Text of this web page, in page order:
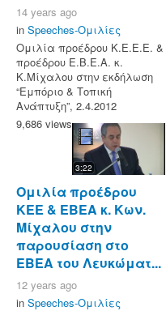
14 years ago
in Speeches-Ομιλίες
Ομιλία προέδρου Κ.Ε.Ε.Ε. &
προέδρου Ε.Β.Ε.Α. κ.
Κ.Μίχαλου στην εκδήλωση
“Εμπόριο & Τοπική
Ανάπτυξη”, 2.4.2012
9,686 views
3:22
Ομιλία προέδρου
ΚΕΕ & ΕΒΕΑ κ. Κων.
Μίχαλου στην
παρουσίαση στο
ΕΒΕΑ του Λευκώματ...
12 years ago
in Speeches-Ομιλίες